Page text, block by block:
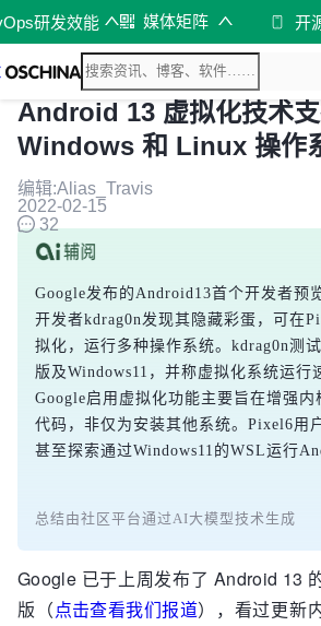
研发效能 媒体矩阵 开
Android 13 虚拟化技术
Windows 和 Linux 操作
编辑:Alias_Travis
2022-02-15
32
Google发布的Android13首个开发者预
开发者kdrag0n发现其隐藏彩蛋，可在
拟化，运行多种操作系统。kdrag0n测
版及Windows11，并称虚拟化系统运行
Google启用虚拟化功能主要旨在增强内
代码，非仅为安装其他系统。Pixel6用
甚至探索通过Windows11的WSL运行
总结由社区平台通过AI大模型技术生成
Google 已于上周发布了 Android 13
版（点击查看我们报道），看过更新